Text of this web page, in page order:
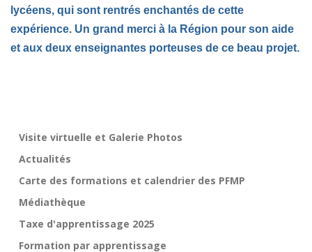
lycéens, qui sont rentrés enchantés de cette
expérience. Un grand merci à la Région pour son aide
et aux deux enseignantes porteuses de ce beau projet.
Visite virtuelle et Galerie Photos
Actualités
Carte des formations et calendrier des PFMP
Médiathèque
Taxe d'apprentissage 2025
Formation par apprentissage